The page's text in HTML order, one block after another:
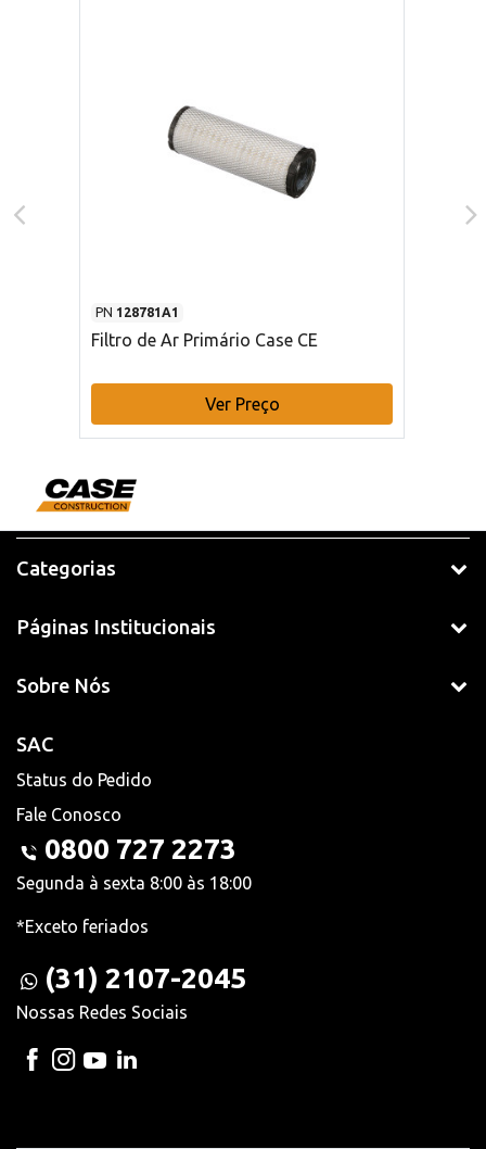
PN 128781A1
Filtro de Ar Primário Case CE
Ver Preço
Categorias
Páginas Institucionais
Sobre Nós
SAC
Status do Pedido
Fale Conosco
0800 727 2273
Segunda à sexta 8:00 às 18:00
*Exceto feriados
(31) 2107-2045
Nossas Redes Sociais